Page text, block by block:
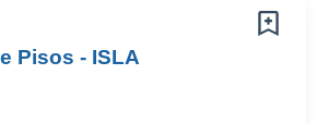
Pisos - ISLA